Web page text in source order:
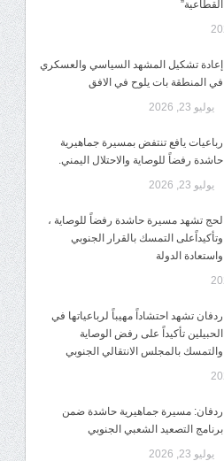
القطاعية”
إعادة تشكيل المشهد السياسي والعسكري
في المنطقة بات يلوح في الافق
يوليو 23, 2026
رباعيات يافع تنتفض بمسيرة جماهيرية
حاشدة رفضاً للوصاية والاحتلال اليمني.
يوليو 23, 2026
لحج تشهد مسيرة حاشدة رفضاً للوصاية ،
وتأكيداًعلى التمسك بالقرار الجنوبي
واستعادة الدولة
ردفان تشهد احتشاداً مهيباً لرباعياتها في
الحبيلين تأكيداً على رفض الوصاية
والتمسك بالمجلس الانتقالي الجنوبي
ردفان: مسيرة جماهيرية حاشدة ضمن
برنامج التصعيد الشعبي الجنوبي
يوليو 23, 2026